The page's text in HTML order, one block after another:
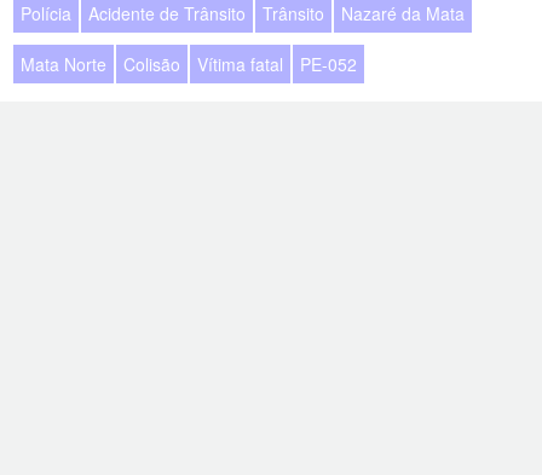
Polícia Acidente de Trânsito Trânsito Nazaré da Mata
Mata Norte Colisão Vítima fatal PE-052